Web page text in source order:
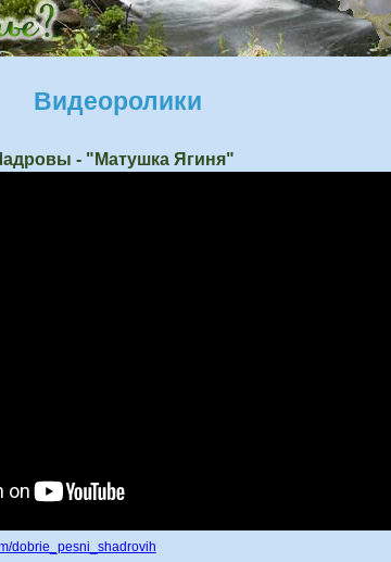
Видеоролики
- "Матушка Ягиня"
dobrie_pesni_shadrovih